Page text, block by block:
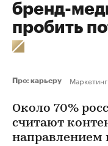
бренд-
пробить
Про: карьеру
Около 70%
считают
направлением